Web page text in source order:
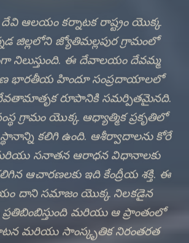
🔍
దేవి ఆలయం కర్నాటక రాష్ట్రం యొక్క
జిల్లలోని జ్యోతిమల్లపుర గ్రామంలో
నిలుస్తుంది. ఈ దేవాలయం దేవమ్మ
భారతీయ హిందూ సంప్రదాయాలలో
రూపానికి సమర్పితమైనది.
గ్రామం యొక్క ఆధ్యాత్మిక ప్రకృతిలో
కలిగి ఉంది. ఆశీర్వాదాలను కోరే
మరియు సనాతన ఆరాధన విధానాలకు
ఆచారణలకు ఇది కేంద్రీయ శక్తి. ఈ
దాని సమాజం యొక్క నిలకడైన
మరియు ఆ ప్రాంతంలో
మరియు సాంస్కృతిక నిరంతరత